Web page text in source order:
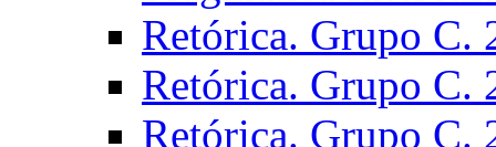
Retórica. Grupo C.
Retórica. Grupo C.
Retórica. Grupo C.